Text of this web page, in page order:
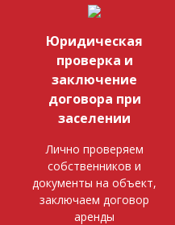
Юридическая
проверка и
заключение
договора при
заселении
Лично проверяем
собственников и
документы на объект,
заключаем договор
аренды